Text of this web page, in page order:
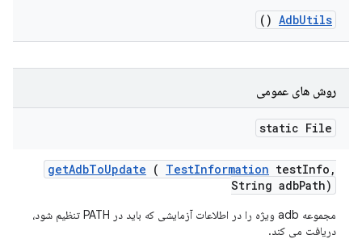
AdbUtils
()
روش های عمومی
static File
getAdbToUpdate ( TestInformation testInfo ,
String adbPath)
مجموعه adb ویژه را در اطلاعات آزمایشی که باید در PATH تنظیم شود،
دریافت می کند.